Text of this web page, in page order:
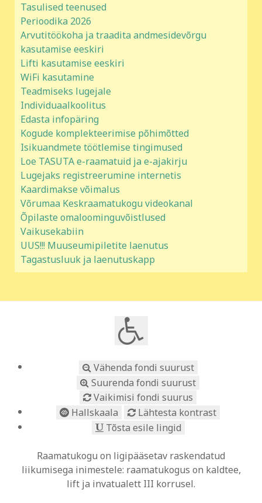
Tasulised teenused
Perioodika 2026
Arvutitöökoha ja traadita andmesidevõrgu
kasutamise eeskiri
Lifti kasutamise eeskiri
WiFi kasutamine
Teadmiseks lugejale
Individuaalkoolitus
Edasta infopäring
Kogude komplekteerimise põhimõtted
Isikuandmete töötlemise tingimused
Loe TASUTA e-raamatuid ja e-ajakirju
Lugejaks registreerumine internetis
Kaardimakse võimalus
Võrumaa Keskraamatukogu videokanal
Õpilaste omaloominguvõistlused
Vaikusekabiin
UUS!!! Muuseumipiletite laenutus
Tagastusluuk ja laenutuskapp
Vähenda fondi suurust
Suurenda fondi suurust
Vaikimisi fondi suurus
Hallskaala
Lähtesta kontrast
Tõsta esile lingid
Raamatukogu on ligipääsetav raskendatud
liikumisega inimestele: raamatukogus on kaldtee,
lift ja invatualett III korrusel.